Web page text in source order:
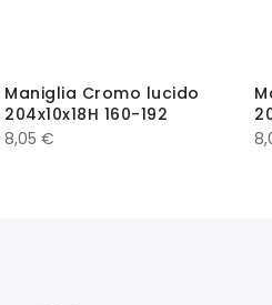
Maniglia Cromo lucido
204x10x18H 160-192
8,05 €